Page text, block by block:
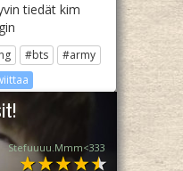
tiedät kim
#bts
#army
Stefuuuu.Mmm<333